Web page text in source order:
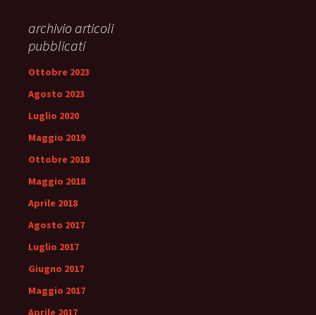
archivio articoli
pubblicati
Ottobre 2023
Agosto 2023
Luglio 2020
Maggio 2019
Ottobre 2018
Maggio 2018
Aprile 2018
Agosto 2017
Luglio 2017
Giugno 2017
Maggio 2017
Aprile 2017